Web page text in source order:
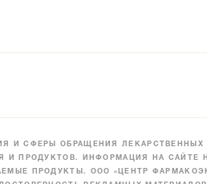
И СФЕРЫ ОБРАЩЕНИЯ
ПРОДУКТОВ. ИНФОРМАЦИЯ НА САЙТЕ
ПРОДУКТЫ. ООО «ЦЕНТР